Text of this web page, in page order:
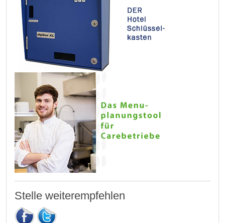
Stelle weiterempfehlen